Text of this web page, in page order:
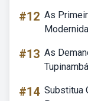
#12 As
#13 As
#14 Substitua